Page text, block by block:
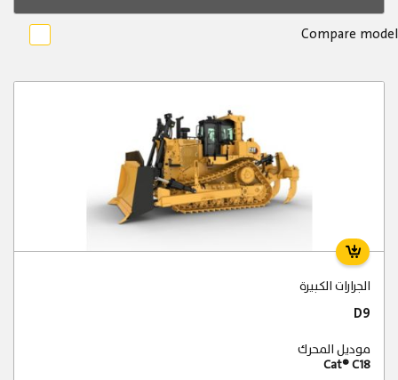
Compare model
الجرارات الكبيرة
D9
موديل المحرك
Cat® C18